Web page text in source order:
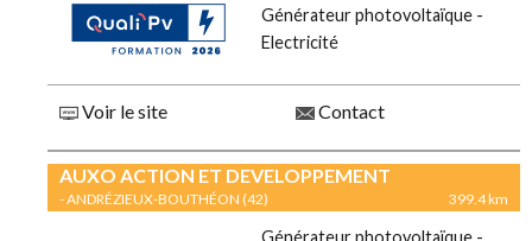
Générateur photovoltaïque -
Electricité
Voir le site Contact
AUXO ACTION ET DEVELOPPEMENT
- ANDRÉZIEUX-BOUTHÉON (42) 399.4 km